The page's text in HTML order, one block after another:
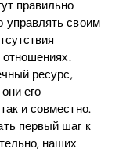
правильно
управлять своим
отношениях.
ресурс,
его
и совместно.
первый шаг к
наших